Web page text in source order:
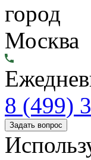
город
Москва
8 (499)
Задать вопрос